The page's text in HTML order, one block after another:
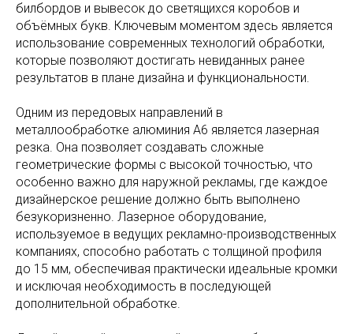
билбордов и вывесок до светящихся коробов и
объёмных букв. Ключевым моментом здесь является
использование современных технологий обработки,
которые позволяют достигать невиданных ранее
результатов в плане дизайна и функциональности.
Одним из передовых направлений в
металлообработке алюминия А6 является лазерная
резка. Она позволяет создавать сложные
геометрические формы с высокой точностью, что
особенно важно для наружной рекламы, где каждое
дизайнерское решение должно быть выполнено
безукоризненно. Лазерное оборудование,
используемое в ведущих рекламно-производственных
компаниях, способно работать с толщиной профиля
до 15 мм, обеспечивая практически идеальные кромки
и исключая необходимость в последующей
дополнительной обработке.